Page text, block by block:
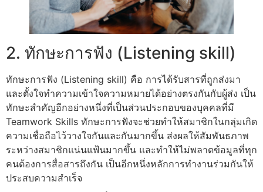
2. ทักษะการฟัง (Listening skill)
ทักษะการฟัง (Listening skill) คือ การได้รับสารที่ถูกส่งมา
และตั้งใจทำความเข้าใจความหมายได้อย่างตรงกันกับผู้ส่ง เป็น
ทักษะสำคัญอีกอย่างหนึ่งที่เป็นส่วนประกอบของบุคคลที่มี
Teamwork Skills ทักษะการฟังจะช่วยทำให้สมาชิกในกลุ่มเกิด
ความเชื่อถือไว้วางใจกันและกันมากขึ้น ส่งผลให้สัมพันธภาพ
ระหว่างสมาชิกแน่นแฟ้นมากขึ้น และทำให้ไม่พลาดข้อมูลที่ทุก
คนต้องการสื่อสารถึงกัน เป็นอีกหนึ่งหลักการทํางานร่วมกันให้
ประสบความสําเร็จ